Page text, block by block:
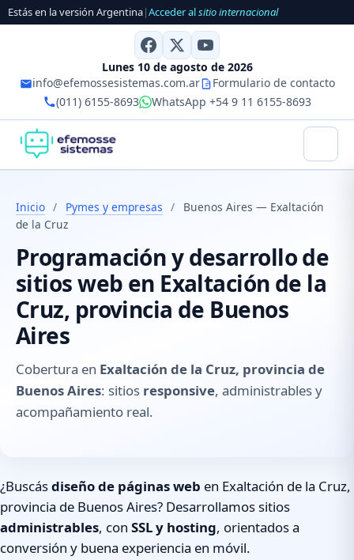
Estás en la versión Argentina|Acceder alsitio internacional
Lunes 10 de agosto de 2026
info@efemossesistemas.com.ar
Formulario de contacto
(011) 6155-8693
WhatsApp +54 9 11 6155-8693
Inicio / Pymes y empresas /
Buenos Aires — Exaltación
de la Cruz
Programación y desarrollo de
sitios web en Exaltación de la
Cruz, provincia de Buenos
Aires
Cobertura en Exaltación de la Cruz, provincia de
Buenos Aires: sitios responsive, administrables y
acompañamiento real.
¿Buscásdiseño de páginas web en Exaltación de la Cruz,
provincia de Buenos Aires? Desarrollamos sitios
administrables, con SSL y hosting, orientados a
conversión y buena experiencia en móvil.